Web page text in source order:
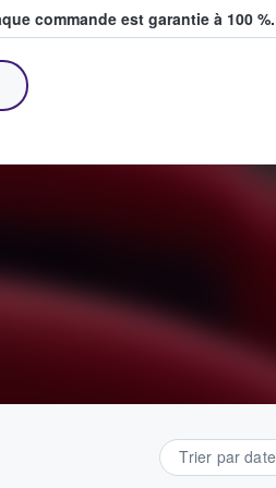
commande est garantie à 100 %.
Trier par date